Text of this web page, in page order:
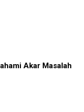
Akar Masalah